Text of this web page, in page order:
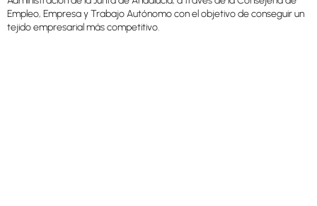
Empleo, Empresa y Trabajo Autónomo con el objetivo de conseguir un
tejido empresarial más competitivo.